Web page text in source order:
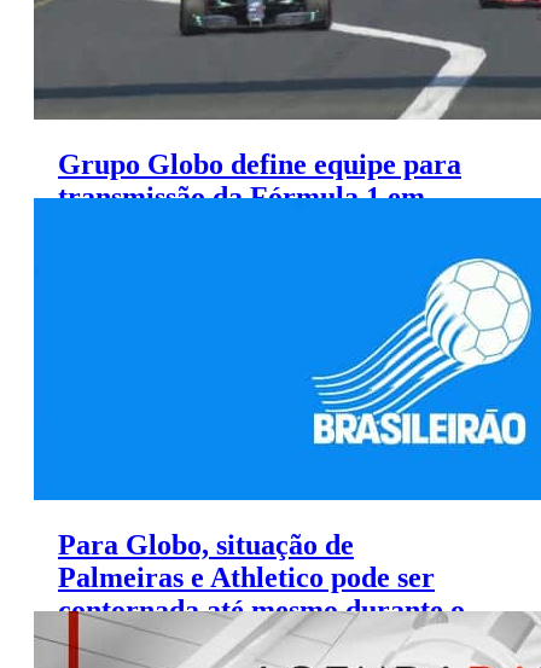
Grupo Globo define equipe para
transmissão da Fórmula 1 em
Para Globo, situação de
Palmeiras e Athletico pode ser
contornada até mesmo durante o
Brasileirão